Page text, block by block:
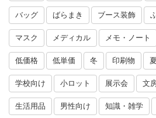
バッグ ばらまき ブース装飾
マスク メディカル メモ・ノート
低価格 低単価 冬 印刷物 夏
学校向け 小ロット 展示会 文
生活用品 男性向け 知識・雑学